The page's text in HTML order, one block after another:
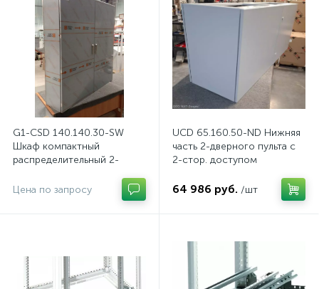
G1-CSD 140.140.30-SW
Шкаф компактный
распределительный 2-
стали, с перемычкой
Цена по запросу
UCD 65.160.50-ND Нижняя
часть 2-дверного пульта с
2-стор. доступом
64 986 руб. /шт